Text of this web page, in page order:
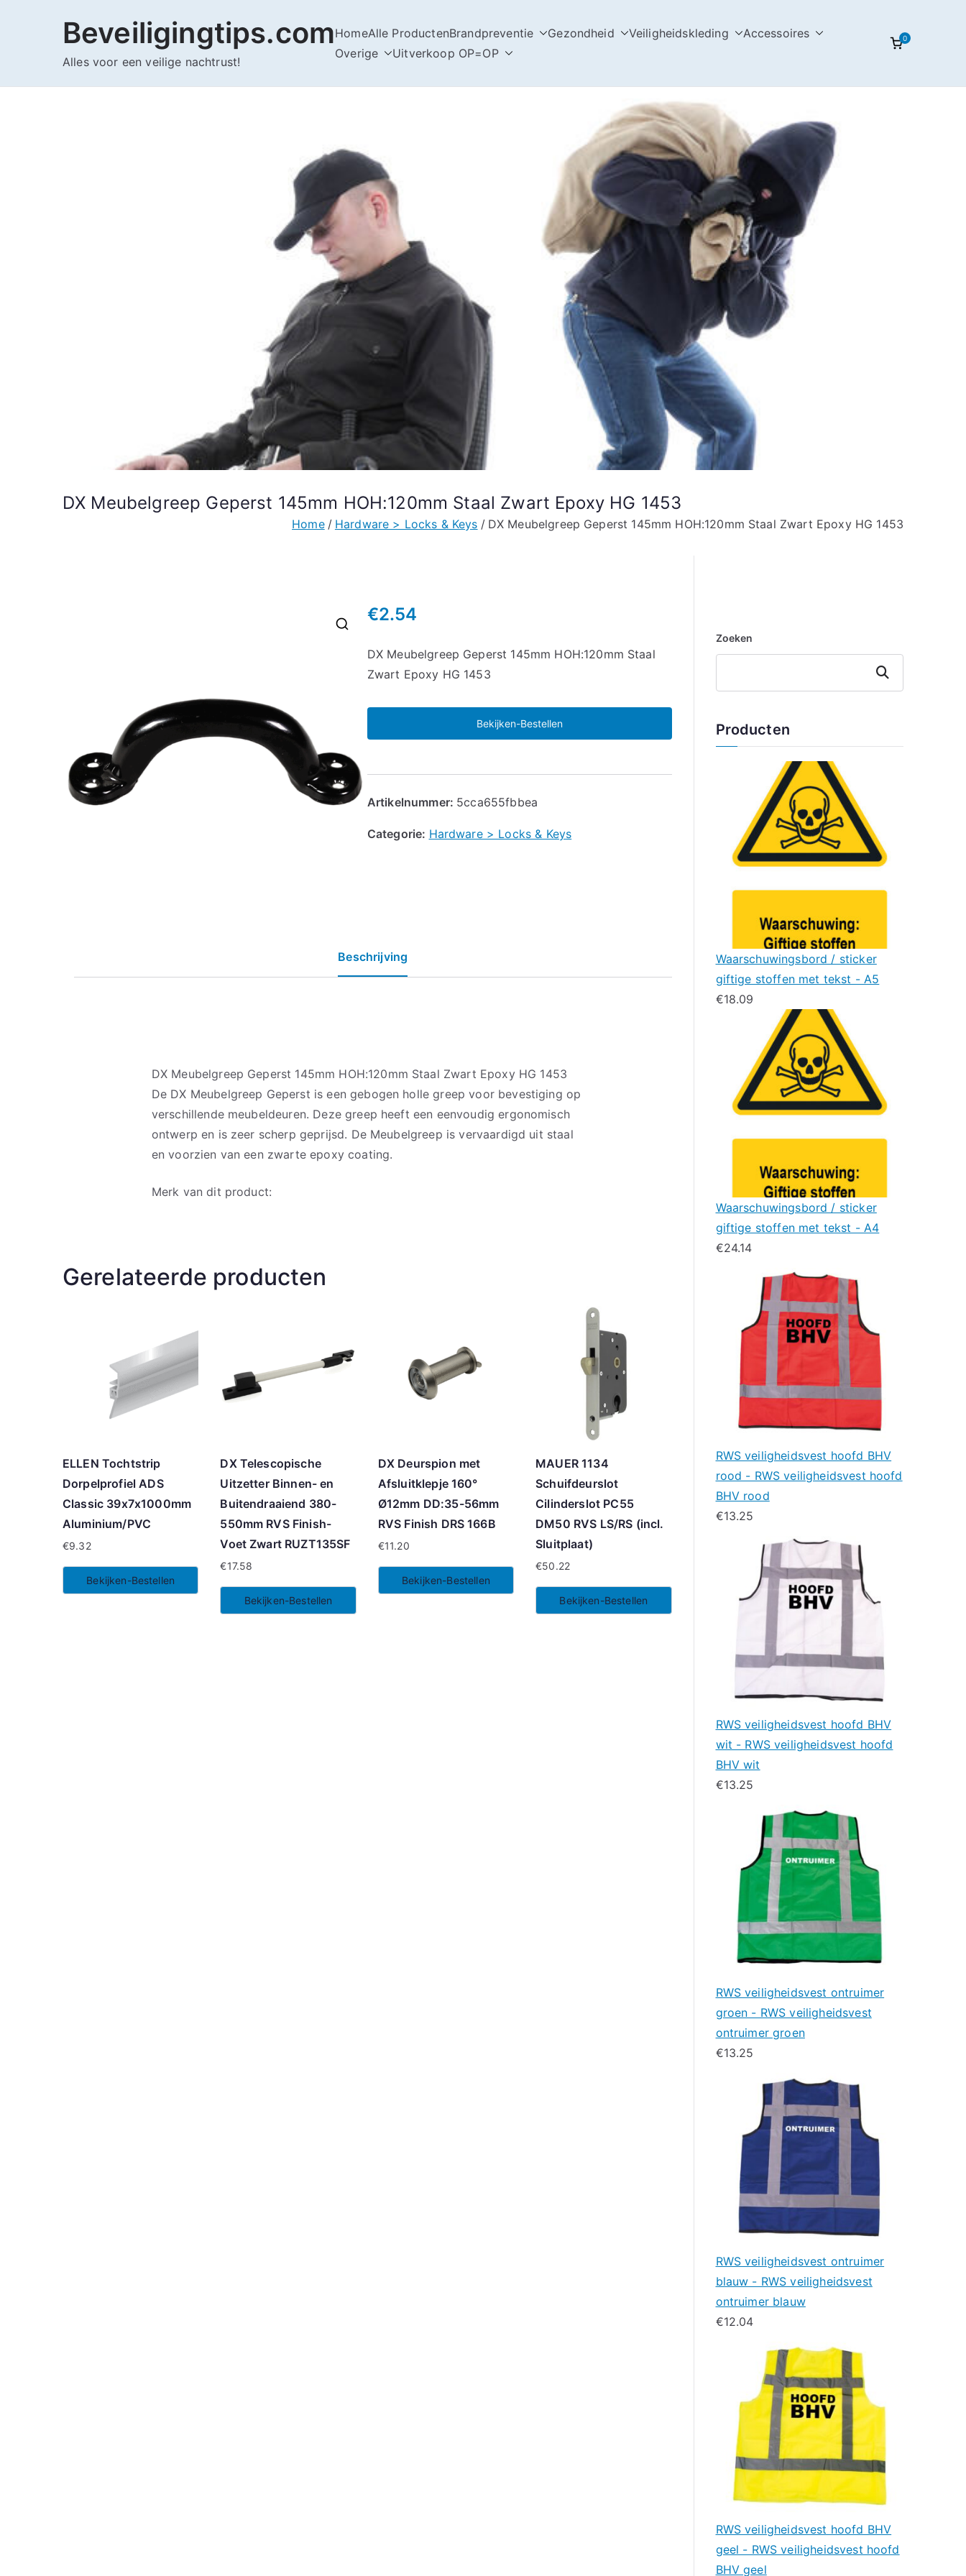
Beveiligingtips.com
Alles voor een veilige nachtrust!
HomeAlle ProductenBrandpreventie Gezondheid Veiligheidskleding
Accessoires
Overige
Uitverkoop OP=OP
0
DX Meubelgreep Geperst 145mm HOH:120mm Staal Zwart Epoxy HG 1453
Home Hardware > Locks & Keys DX Meubelgreep Geperst 145mm HOH:120mm Staal Zwart Epoxy HG 1453
€2.54
DX Meubelgreep Geperst 145mm HOH:120mm Staal
Zwart Epoxy HG 1453
Bekijken-Bestellen
Artikelnummer: 5cca655fbbea
Categorie: Hardware > Locks & Keys
Beschrijving
DX Meubelgreep Geperst 145mm HOH:120mm Staal Zwart Epoxy HG 1453
De DX Meubelgreep Geperst is een gebogen holle greep voor bevestiging op
verschillende meubeldeuren. Deze greep heeft een eenvoudig ergonomisch
ontwerp en is zeer scherp geprijsd. De Meubelgreep is vervaardigd uit staal
en voorzien van een zwarte epoxy coating.
Merk van dit product:
Gerelateerde producten
ELLEN Tochtstrip
Dorpelprofiel ADS
Classic 39x7x1000mm
Aluminium/PVC
€9.32
Bekijken-Bestellen
DX Telescopische
Uitzetter Binnen- en
Buitendraaiend 380-
550mm RVS Finish-
Voet Zwart RUZT135SF
€17.58
Bekijken-Bestellen
DX Deurspion met
Afsluitklepje 160°
Ø12mm DD:35-56mm
RVS Finish DRS 166B
€11.20
Bekijken-Bestellen
MAUER 1134
Schuifdeurslot
Cilinderslot PC55
DM50 RVS LS/RS (incl.
Sluitplaat)
€50.22
Bekijken-Bestellen
Zoeken
Zoeken
Producten
Waarschuwingsbord / sticker
giftige stoffen met tekst - A5
€18.09
Waarschuwingsbord / sticker
giftige stoffen met tekst - A4
€24.14
RWS veiligheidsvest hoofd BHV
rood - RWS veiligheidsvest hoofd
BHV rood
€13.25
RWS veiligheidsvest hoofd BHV
wit - RWS veiligheidsvest hoofd
BHV wit
€13.25
RWS veiligheidsvest ontruimer
groen - RWS veiligheidsvest
ontruimer groen
€13.25
RWS veiligheidsvest ontruimer
blauw - RWS veiligheidsvest
ontruimer blauw
€12.04
RWS veiligheidsvest hoofd BHV
geel - RWS veiligheidsvest hoofd
BHV geel